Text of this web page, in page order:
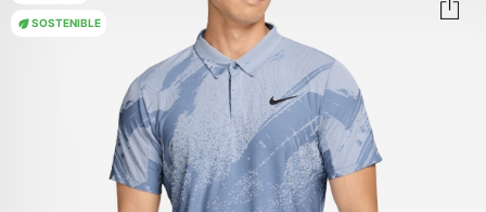
SOSTENIBLE